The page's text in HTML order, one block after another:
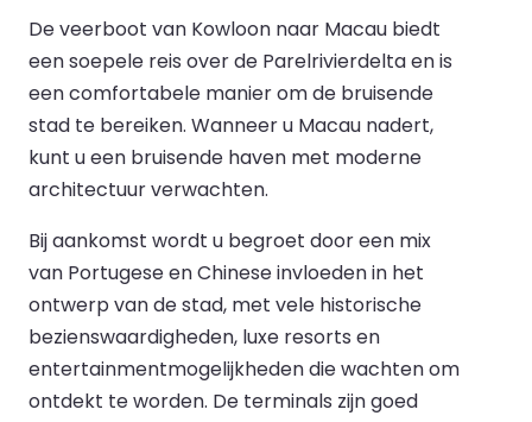
De veerboot van Kowloon naar Macau biedt
een soepele reis over de Parelrivierdelta en is
een comfortabele manier om de bruisende
stad te bereiken. Wanneer u Macau nadert,
kunt u een bruisende haven met moderne
architectuur verwachten.
Bij aankomst wordt u begroet door een mix
van Portugese en Chinese invloeden in het
ontwerp van de stad, met vele historische
bezienswaardigheden, luxe resorts en
entertainmentmogelijkheden die wachten om
ontdekt te worden. De terminals zijn goed